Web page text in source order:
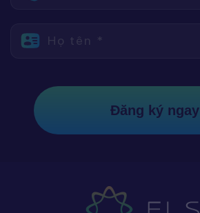
Họ tên *
Đăng ký ngay